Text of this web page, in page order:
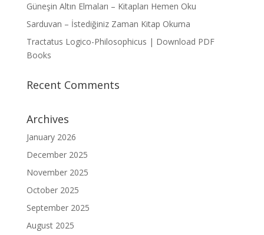
Güneşin Altın Elmaları – Kitapları Hemen Oku
Sarduvan – İstediğiniz Zaman Kitap Okuma
Tractatus Logico-Philosophicus | Download PDF
Books
Recent Comments
Archives
January 2026
December 2025
November 2025
October 2025
September 2025
August 2025